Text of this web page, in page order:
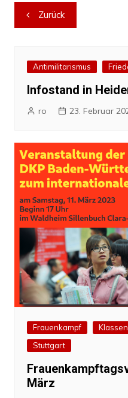
Zurück
Antimilitarismus
Infostand in
ro 23. Februar
Frauenkampf
Stuttgart
März